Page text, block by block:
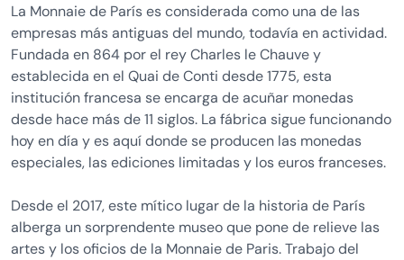
La Monnaie de París es considerada como una de las
empresas más antiguas del mundo, todavía en actividad.
Fundada en 864 por el rey Charles le Chauve y
establecida en el Quai de Conti desde 1775, esta
institución francesa se encarga de acuñar monedas
desde hace más de 11 siglos. La fábrica sigue funcionando
hoy en día y es aquí donde se producen las monedas
especiales, las ediciones limitadas y los euros franceses.
Desde el 2017, este mítico lugar de la historia de París
alberga un sorprendente museo que pone de relieve las
artes y los oficios de la Monnaie de Paris. Trabajo del